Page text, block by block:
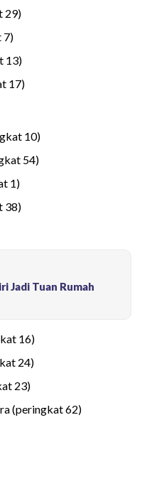
29)
7)
13)
17)
10)
54)
1)
38)
Jadi Tuan Rumah
16)
24)
23)
(peringkat 62)